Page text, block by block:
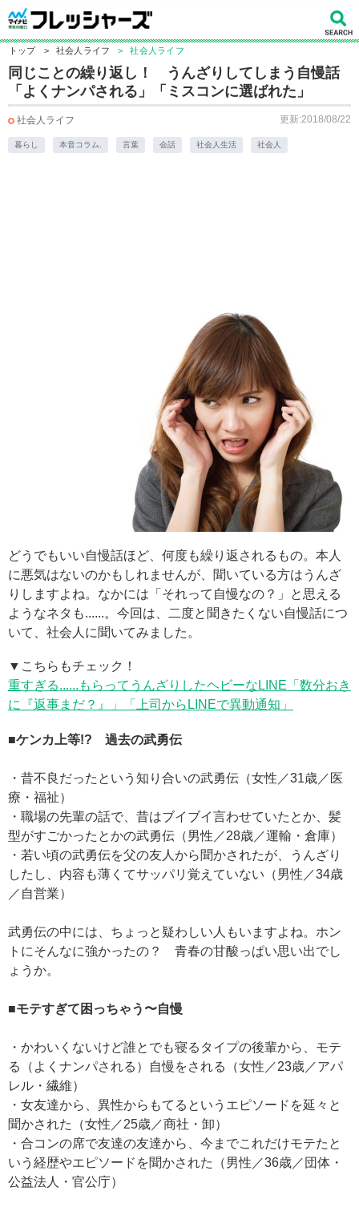
トップ > 社会人ライフ > 社会人ライフ
同じことの繰り返し！ うんざりしてしまう自慢話
「よくナンパされる」「ミスコンに選ばれた」
社会人ライフ 更新:2018/08/22
暮らし 本音コラム. 言葉 会話 社会人生活 社会人
どうでもいい自慢話ほど、何度も繰り返されるもの。本人
に悪気はないのかもしれませんが、聞いている方はうんざ
りしますよね。なかには「それって自慢なの？」と思える
ようなネタも......。今回は、二度と聞きたくない自慢話につ
いて、社会人に聞いてみました。
▼こちらもチェック！
重すぎる......もらってうんざりしたヘビーなLINE「数分おき
に『返事まだ？』」「上司からLINEで異動通知」
■ケンカ上等!? 過去の武勇伝
・昔不良だったという知り合いの武勇伝（女性／31歳／医
療・福祉）
・職場の先輩の話で、昔はブイブイ言わせていたとか、髪
型がすごかったとかの武勇伝（男性／28歳／運輸・倉庫）
・若い頃の武勇伝を父の友人から聞かされたが、うんざり
したし、内容も薄くてサッパリ覚えていない（男性／34歳
／自営業）
武勇伝の中には、ちょっと疑わしい人もいますよね。ホン
トにそんなに強かったの？ 青春の甘酸っぱい思い出でし
ょうか。
■モテすぎて困っちゃう〜自慢
・かわいくないけど誰とでも寝るタイプの後輩から、モテ
る（よくナンパされる）自慢をされる（女性／23歳／アパ
レル・繊維）
・女友達から、異性からもてるというエピソードを延々と
聞かされた（女性／25歳／商社・卸）
・合コンの席で友達の友達から、今までこれだけモテたと
いう経歴やエピソードを聞かされた（男性／36歳／団体・
公益法人・官公庁）